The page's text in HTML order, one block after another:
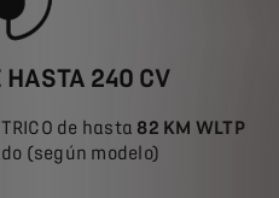
HASTA 240 CV
de hasta 82 KM WLTP
(según modelo)